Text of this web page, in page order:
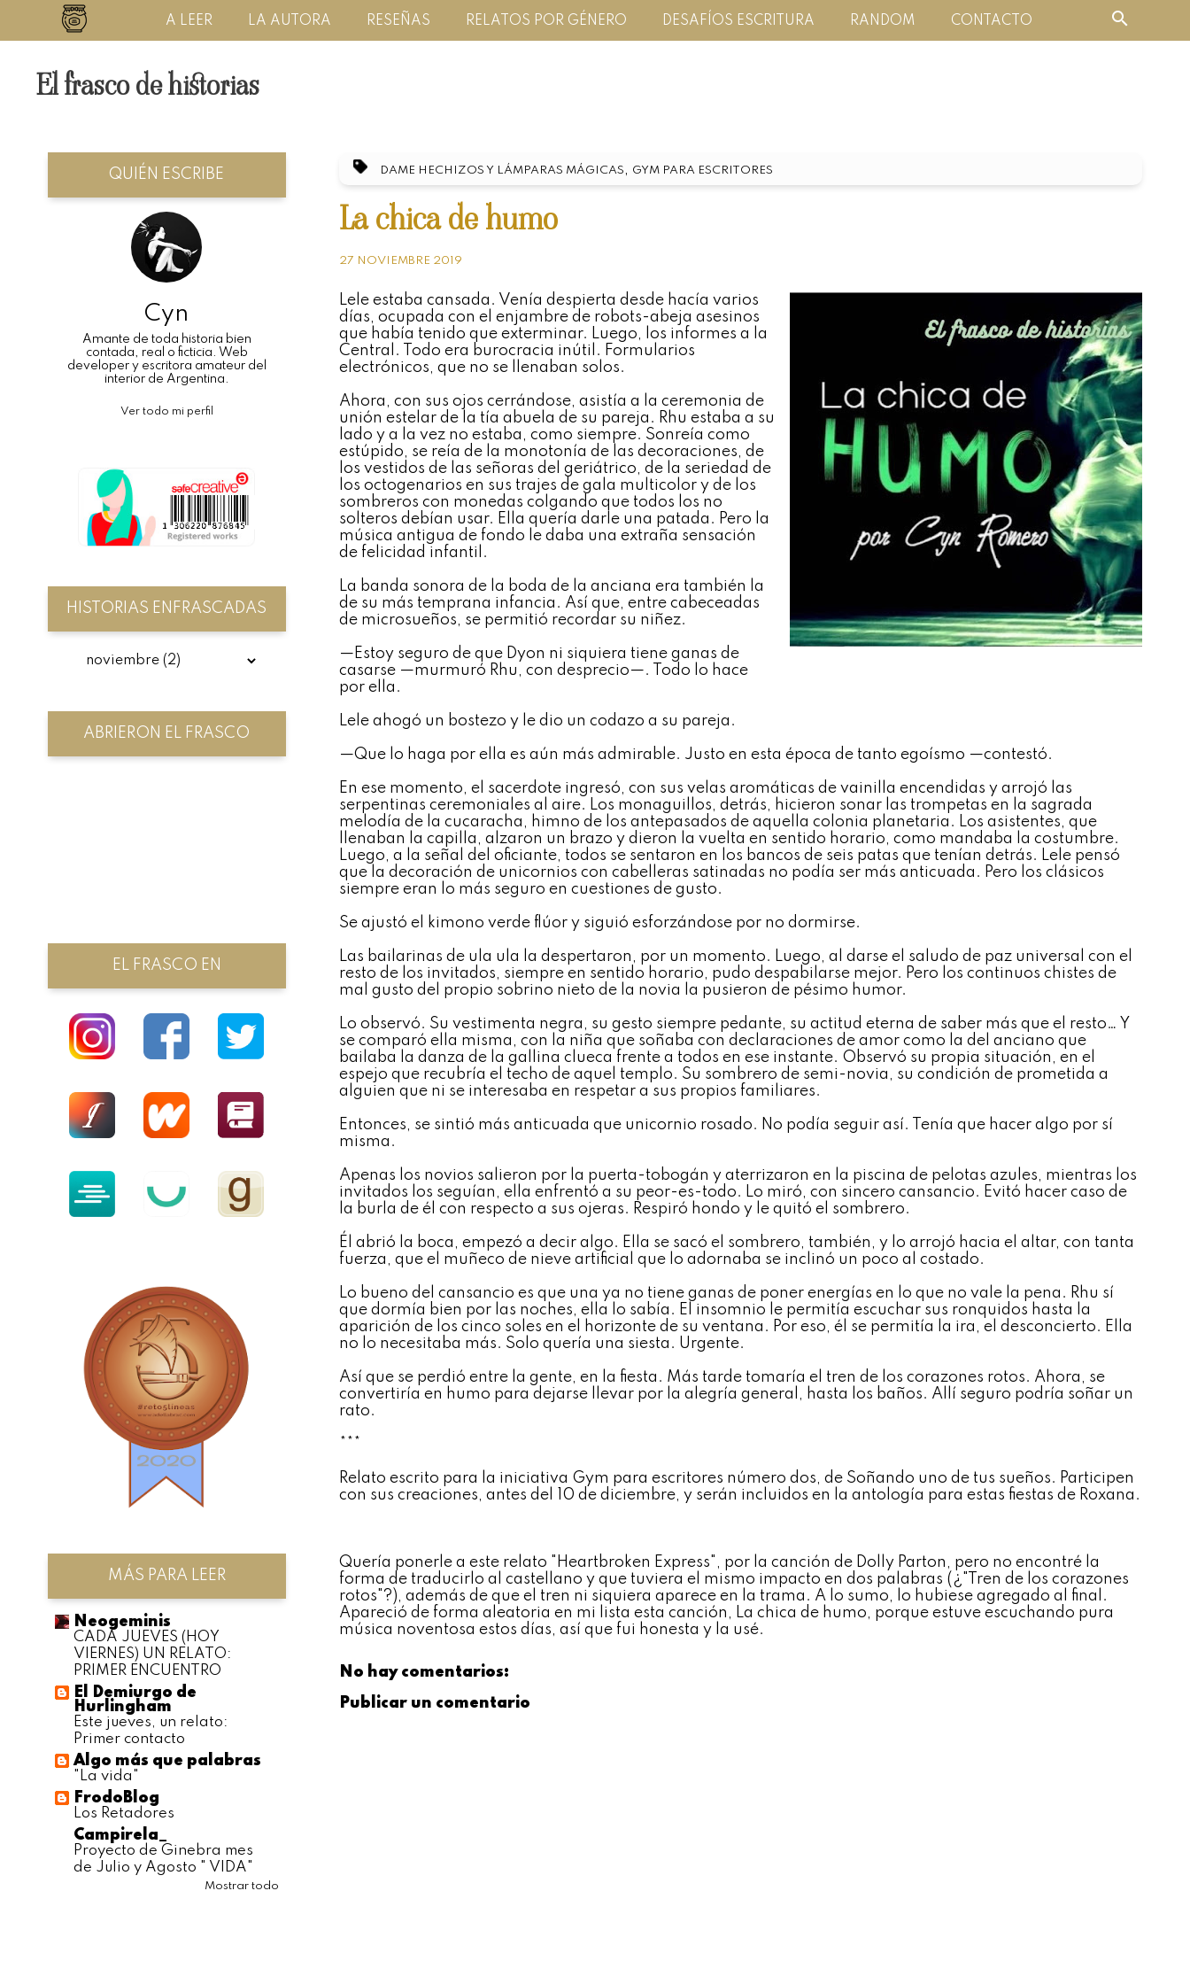
A LEER LA AUTORA RESEÑAS RELATOS POR GÉNERO DESAFÍOS ESCRITURA RANDOM CONTACTO
El frasco de historias
DAME HECHIZOS Y LÁMPARAS MÁGICAS , GYM PARA ESCRITORES
La chica de humo
27 NOVIEMBRE 2019
Lele estaba cansada. Venía despierta desde hacía varios
días, ocupada con el enjambre de robots-abeja asesinos
que había tenido que exterminar. Luego, los informes a la
Central. Todo era burocracia inútil. Formularios
electrónicos, que no se llenaban solos.
Ahora, con sus ojos cerrándose, asistía a la ceremonia de
unión estelar de la tía abuela de su pareja. Rhu estaba a su
lado y a la vez no estaba, como siempre. Sonreía como
estúpido, se reía de la monotonía de las decoraciones, de
los vestidos de las señoras del geriátrico, de la seriedad de
los octogenarios en sus trajes de gala multicolor y de los
sombreros con monedas colgando que todos los no
solteros debían usar. Ella quería darle una patada. Pero la
música antigua de fondo le daba una extraña sensación
de felicidad infantil.
La banda sonora de la boda de la anciana era también la
de su más temprana infancia. Así que, entre cabeceadas
de microsueños, se permitió recordar su niñez.
—Estoy seguro de que Dyon ni siquiera tiene ganas de
casarse —murmuró Rhu, con desprecio—. Todo lo hace
por ella.
Lele ahogó un bostezo y le dio un codazo a su pareja.
—Que lo haga por ella es aún más admirable. Justo en esta época de tanto egoísmo —contestó.
En ese momento, el sacerdote ingresó, con sus velas aromáticas de vainilla encendidas y arrojó las
serpentinas ceremoniales al aire. Los monaguillos, detrás, hicieron sonar las trompetas en la sagrada
melodía de la cucaracha, himno de los antepasados de aquella colonia planetaria. Los asistentes, que
llenaban la capilla, alzaron un brazo y dieron la vuelta en sentido horario, como mandaba la costumbre.
Luego, a la señal del oficiante, todos se sentaron en los bancos de seis patas que tenían detrás. Lele pensó
que la decoración de unicornios con cabelleras satinadas no podía ser más anticuada. Pero los clásicos
siempre eran lo más seguro en cuestiones de gusto.
Se ajustó el kimono verde flúor y siguió esforzándose por no dormirse.
Las bailarinas de ula ula la despertaron, por un momento. Luego, al darse el saludo de paz universal con el
resto de los invitados, siempre en sentido horario, pudo despabilarse mejor. Pero los continuos chistes de
mal gusto del propio sobrino nieto de la novia la pusieron de pésimo humor.
Lo observó. Su vestimenta negra, su gesto siempre pedante, su actitud eterna de saber más que el resto… Y
se comparó ella misma, con la niña que soñaba con declaraciones de amor como la del anciano que
bailaba la danza de la gallina clueca frente a todos en ese instante. Observó su propia situación, en el
espejo que recubría el techo de aquel templo. Su sombrero de semi-novia, su condición de prometida a
alguien que ni se interesaba en respetar a sus propios familiares.
Entonces, se sintió más anticuada que unicornio rosado. No podía seguir así. Tenía que hacer algo por sí
misma.
Apenas los novios salieron por la puerta-tobogán y aterrizaron en la piscina de pelotas azules, mientras los
invitados los seguían, ella enfrentó a su peor-es-todo. Lo miró, con sincero cansancio. Evitó hacer caso de
la burla de él con respecto a sus ojeras. Respiró hondo y le quitó el sombrero.
Él abrió la boca, empezó a decir algo. Ella se sacó el sombrero, también, y lo arrojó hacia el altar, con tanta
fuerza, que el muñeco de nieve artificial que lo adornaba se inclinó un poco al costado.
Lo bueno del cansancio es que una ya no tiene ganas de poner energías en lo que no vale la pena. Rhu sí
que dormía bien por las noches, ella lo sabía. El insomnio le permitía escuchar sus ronquidos hasta la
aparición de los cinco soles en el horizonte de su ventana. Por eso, él se permitía la ira, el desconcierto. Ella
no lo necesitaba más. Solo quería una siesta. Urgente.
Así que se perdió entre la gente, en la fiesta. Más tarde tomaría el tren de los corazones rotos. Ahora, se
convertiría en humo para dejarse llevar por la alegría general, hasta los baños. Allí seguro podría soñar un
rato.
Relato escrito para la iniciativa Gym para escritores número dos, de Soñando uno de tus sueños. Participen
con sus creaciones, antes del 10 de diciembre, y serán incluidos en la antología para estas fiestas de Roxana.
Quería ponerle a este relato "Heartbroken Express", por la canción de Dolly Parton, pero no encontré la
forma de traducirlo al castellano y que tuviera el mismo impacto en dos palabras (¿"Tren de los corazones
rotos"?), además de que el tren ni siquiera aparece en la trama. A lo sumo, lo hubiese agregado al final.
Apareció de forma aleatoria en mi lista esta canción, La chica de humo, porque estuve escuchando pura
música noventosa estos días, así que fui honesta y la usé.
No hay comentarios:
Publicar un comentario
QUIÉN ESCRIBE
Cyn
Amante de toda historia bien
contada, real o ficticia. Web
developer y escritora amateur del
interior de Argentina.
Ver todo mi perfil
HISTORIAS ENFRASCADAS
ABRIERON EL FRASCO
EL FRASCO EN
MÁS PARA LEER
Neogeminis
CADA JUEVES (HOY
VIERNES) UN RELATO:
PRIMER ENCUENTRO
El Demiurgo de
Hurlingham
Este jueves, un relato:
Primer contacto
Algo más que palabras
"La vida"
FrodoBlog
Los Retadores
Campirela_
Proyecto de Ginebra mes
de Julio y Agosto " VIDA"
Mostrar todo